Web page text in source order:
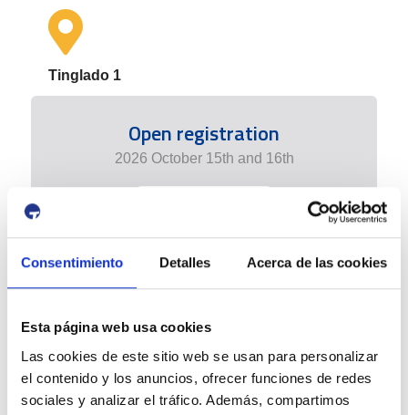
Consentimiento Detalles Acerca de las cookies
Esta página web usa cookies
Las cookies de este sitio web se usan para personalizar
el contenido y los anuncios, ofrecer funciones de redes
sociales y analizar el tráfico. Además, compartimos
Tinglado 1
Open registration
2026 October 15th and 16th